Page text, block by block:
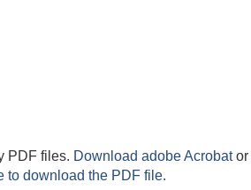
PDF files. Download adobe Acrobator
to download the PDF file.